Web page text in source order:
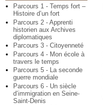
Parcours 1 - Temps fort –
Histoire d’un fort
Parcours 2 - Apprenti
historien aux Archives
diplomatiques
Parcours 3 - Citoyenneté
Parcours 4 - Mon école à
travers le temps
Parcours 5 - La seconde
guerre mondiale
Parcours 6 - Un siècle
d’immigration en Seine-
Saint-Denis